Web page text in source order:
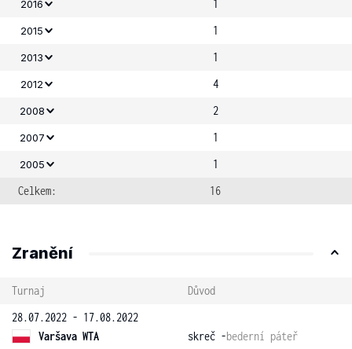
2016 1
2015 1
2013 1
2012 4
2008 2
2007 1
2005
1
Celkem:
16
Zranění
Turnaj
Důvod
28.07.2022 - 17.08.2022
Varšava WTA
skreč -bederní páteř